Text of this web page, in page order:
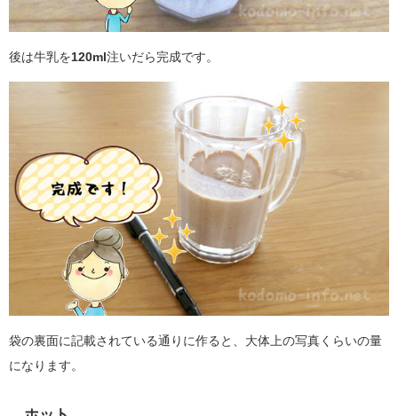
後は牛乳を120ml注いだら完成です。
袋の裏面に記載されている通りに作ると、大体上の写真くらいの量
になります。